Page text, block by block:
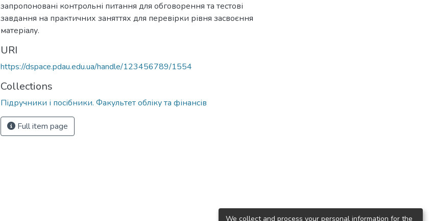
запропоновані контрольні питання для обговорення та тестові
завдання на практичних заняттях для перевірки рівня засвоєння
матеріалу.
URI
https://dspace.pdau.edu.ua/handle/123456789/1554
Collections
Підручники і посібники. Факультет обліку та фінансів
Full item page
We collect and process your personal information for the